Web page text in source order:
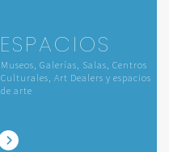
ESPACIOS
Museos, Galerías, Salas, Centros
Culturales, Art Dealers y espacios
de arte